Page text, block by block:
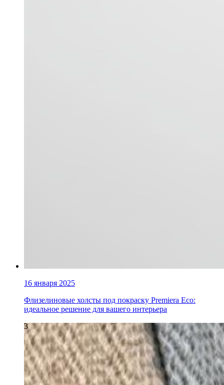
16 января 2025
Флизелиновые холсты под покраску Premiera Eco:
идеальное решение для вашего интерьера
3